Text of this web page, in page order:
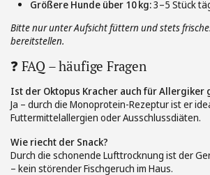
Größere Hunde über 10 kg:3–5 Stück
Bitte nur unter Aufsicht füttern und stets
bereitstellen.
❓ FAQ – häufige Fragen
Ist der Oktopus Kracher auch für Allergiker
Ja – durch die Monoprotein-Rezeptur ist er
Futtermittelallergien oder Ausschlussdiäten.
Wie riecht der Snack?
Durch die schonende Lufttrocknung ist der
– kein störender Fischgeruch im Haus.